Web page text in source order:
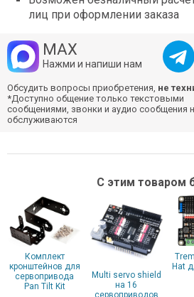
лиц при оформлении заказа
MAX
Нажми и напиши нам
Обсудить вопросы приобретения, не
*Доступно общение только текстовыми
сообщениями, звонки и аудио сообщения
обслуживаются
С этим товаром
Комплект
кронштейнов для
сервопривода
Pan Tilt Kit
Multi servo shield
на 16
Hat